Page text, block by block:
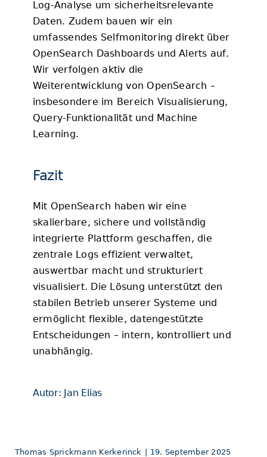
Log-Analyse um sicherheitsrelevante
Daten. Zudem bauen wir ein
umfassendes Selfmonitoring direkt über
OpenSearch Dashboards und Alerts auf.
Wir verfolgen aktiv die
Weiterentwicklung von OpenSearch –
insbesondere im Bereich Visualisierung,
Query-Funktionalität und Machine
Learning.
Fazit
Mit OpenSearch haben wir eine
skalierbare, sichere und vollständig
integrierte Plattform geschaffen, die
zentrale Logs effizient verwaltet,
auswertbar macht und strukturiert
visualisiert. Die Lösung unterstützt den
stabilen Betrieb unserer Systeme und
ermöglicht flexible, datengestützte
Entscheidungen – intern, kontrolliert und
unabhängig.
Autor: Jan Elias
Thomas Sprickmann Kerkerinck | 19. September 2025